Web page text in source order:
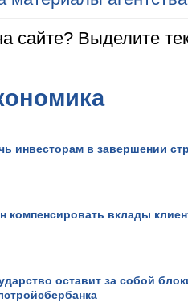
сайте? Выделите
инвесторам в завершении
компенсировать вклады
оставит за собой